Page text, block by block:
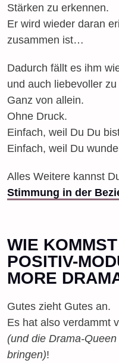
Stärken zu erkennen.
Er wird wieder daran
zusammen ist…
Dadurch fällt es ihm
und auch liebevoller zu
Ganz von allein.
Ohne Druck.
Einfach, weil Du Du
Einfach, weil Du
Alles Weitere kannst
Stimmung in der
WIE
POSITIV-
MORE
Gutes zieht Gutes an.
Es hat also verdammt
(und die Drama-
bringen)!